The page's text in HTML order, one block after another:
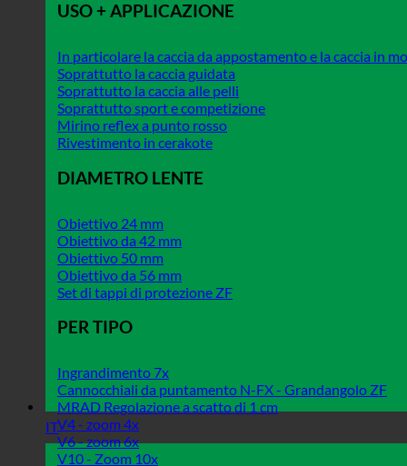
IT
USO + APPLICAZIONE
In particolare la caccia da appostamento e la caccia in
Soprattutto la caccia guidata
Soprattutto la caccia alle pelli
Soprattutto sport e competizione
Mirino reflex a punto rosso
Rivestimento in cerakote
DIAMETRO LENTE
Obiettivo 24 mm
Obiettivo da 42 mm
Obiettivo 50 mm
Obiettivo da 56 mm
Set di tappi di protezione ZF
PER TIPO
Ingrandimento 7x
Cannocchiali da puntamento N-FX - Grandangolo ZF
MRAD Regolazione a scatto di 1 cm
V4 - zoom 4x
V6 - zoom 6x
V10 - Zoom 10x